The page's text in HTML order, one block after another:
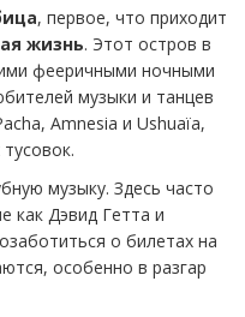
, первое, что приходит
жизнь. Этот остров в
фееричными ночными
музыки и танцев
Amnesia и Ushuaïa,
музыку. Здесь часто
как Дэвид Гетта и
о билетах на
особенно в разгар